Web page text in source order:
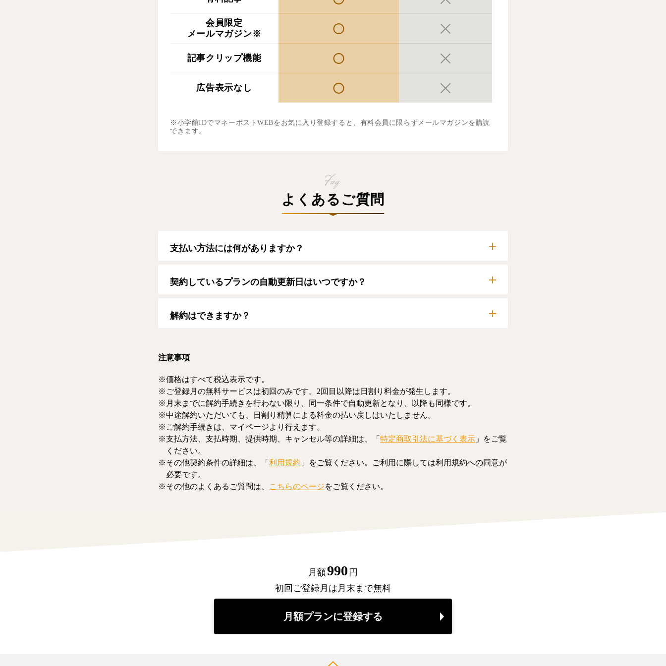
会員限定
メールマガジン※
記事クリップ機能
広告表示なし
※小学館IDでマネーポストWEBをお気に入り登録すると、有料会員に限らずメールマガジンを購読
できます。
よくあるご質問
支払い方法には何がありますか？
【クレジットカード】
VISA/MasterCard/JCB/American Express/Diners Club
契約しているプランの自動更新日はいつですか？
す。
解約はできますか？
注意事項
価格はすべて税込表示です。
ご登録月の無料サービスは初回のみです。2回目以降は日割り料金が発生します。
月末までに解約手続きを行わない限り、同一条件で自動更新となり、以降も同様です。
中途解約いただいても、日割り精算による料金の払い戻しはいたしません。
ご解約手続きは、マイページより行えます。
支払方法、支払時期、提供時期、キャンセル等の詳細は、「 特定商取引法に基づく表示 」をご覧
ください。
その他契約条件の詳細は、「 利用規約 」をご覧ください。ご利用に際しては利用規約への同意が
必要です。
その他のよくあるご質問は、
こちらのページをご覧ください。
月額990 円
初回ご登録月は月末まで無料
月額プランに登録する